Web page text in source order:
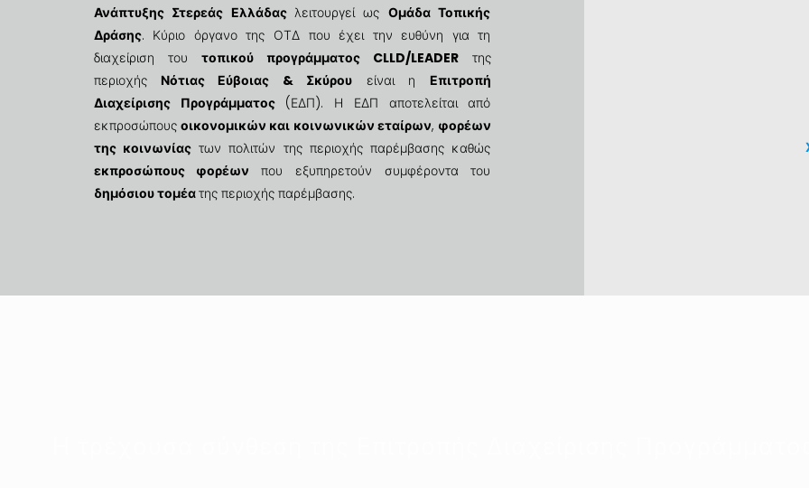
Ανάπτυξης Στερεάς Ελλάδας λειτουργεί ως Ομάδα Τοπικής
Δράσης. Κύριο όργανο της ΟΤΔ που έχει την ευθύνη για τη
διαχείριση του τοπικού προγράμματος CLLD/LEADERτης
περιοχής Νότιας Εύβοιας & Σκύρου είναι η Επιτροπή
Διαχείρισης Προγράμματος (ΕΔΠ). Η ΕΔΠ αποτελείται από
εκπροσώπους οικονομικών και κοινωνικών εταίρων, φορέων
της κοινωνίαςτων πολιτών της περιοχής παρέμβασης καθώς
εκπροσώπους φορέωνπου εξυπηρετούν συμφέροντα του
δημόσιου τομέατης περιοχής παρέμβασης.